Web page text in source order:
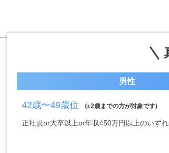
男性
42歳〜49歳位 (±2歳までの方が対象です)
正社員or大卒以上or年収450万円以上のいず